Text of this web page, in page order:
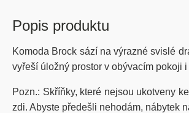
Popis produktu
Komoda Brock sází na výrazné svislé
vyřeší úložný prostor v obývacím pokoji
Pozn.: Skříňky, které nejsou ukotveny
zdi. Abyste předešli nehodám, nábytek